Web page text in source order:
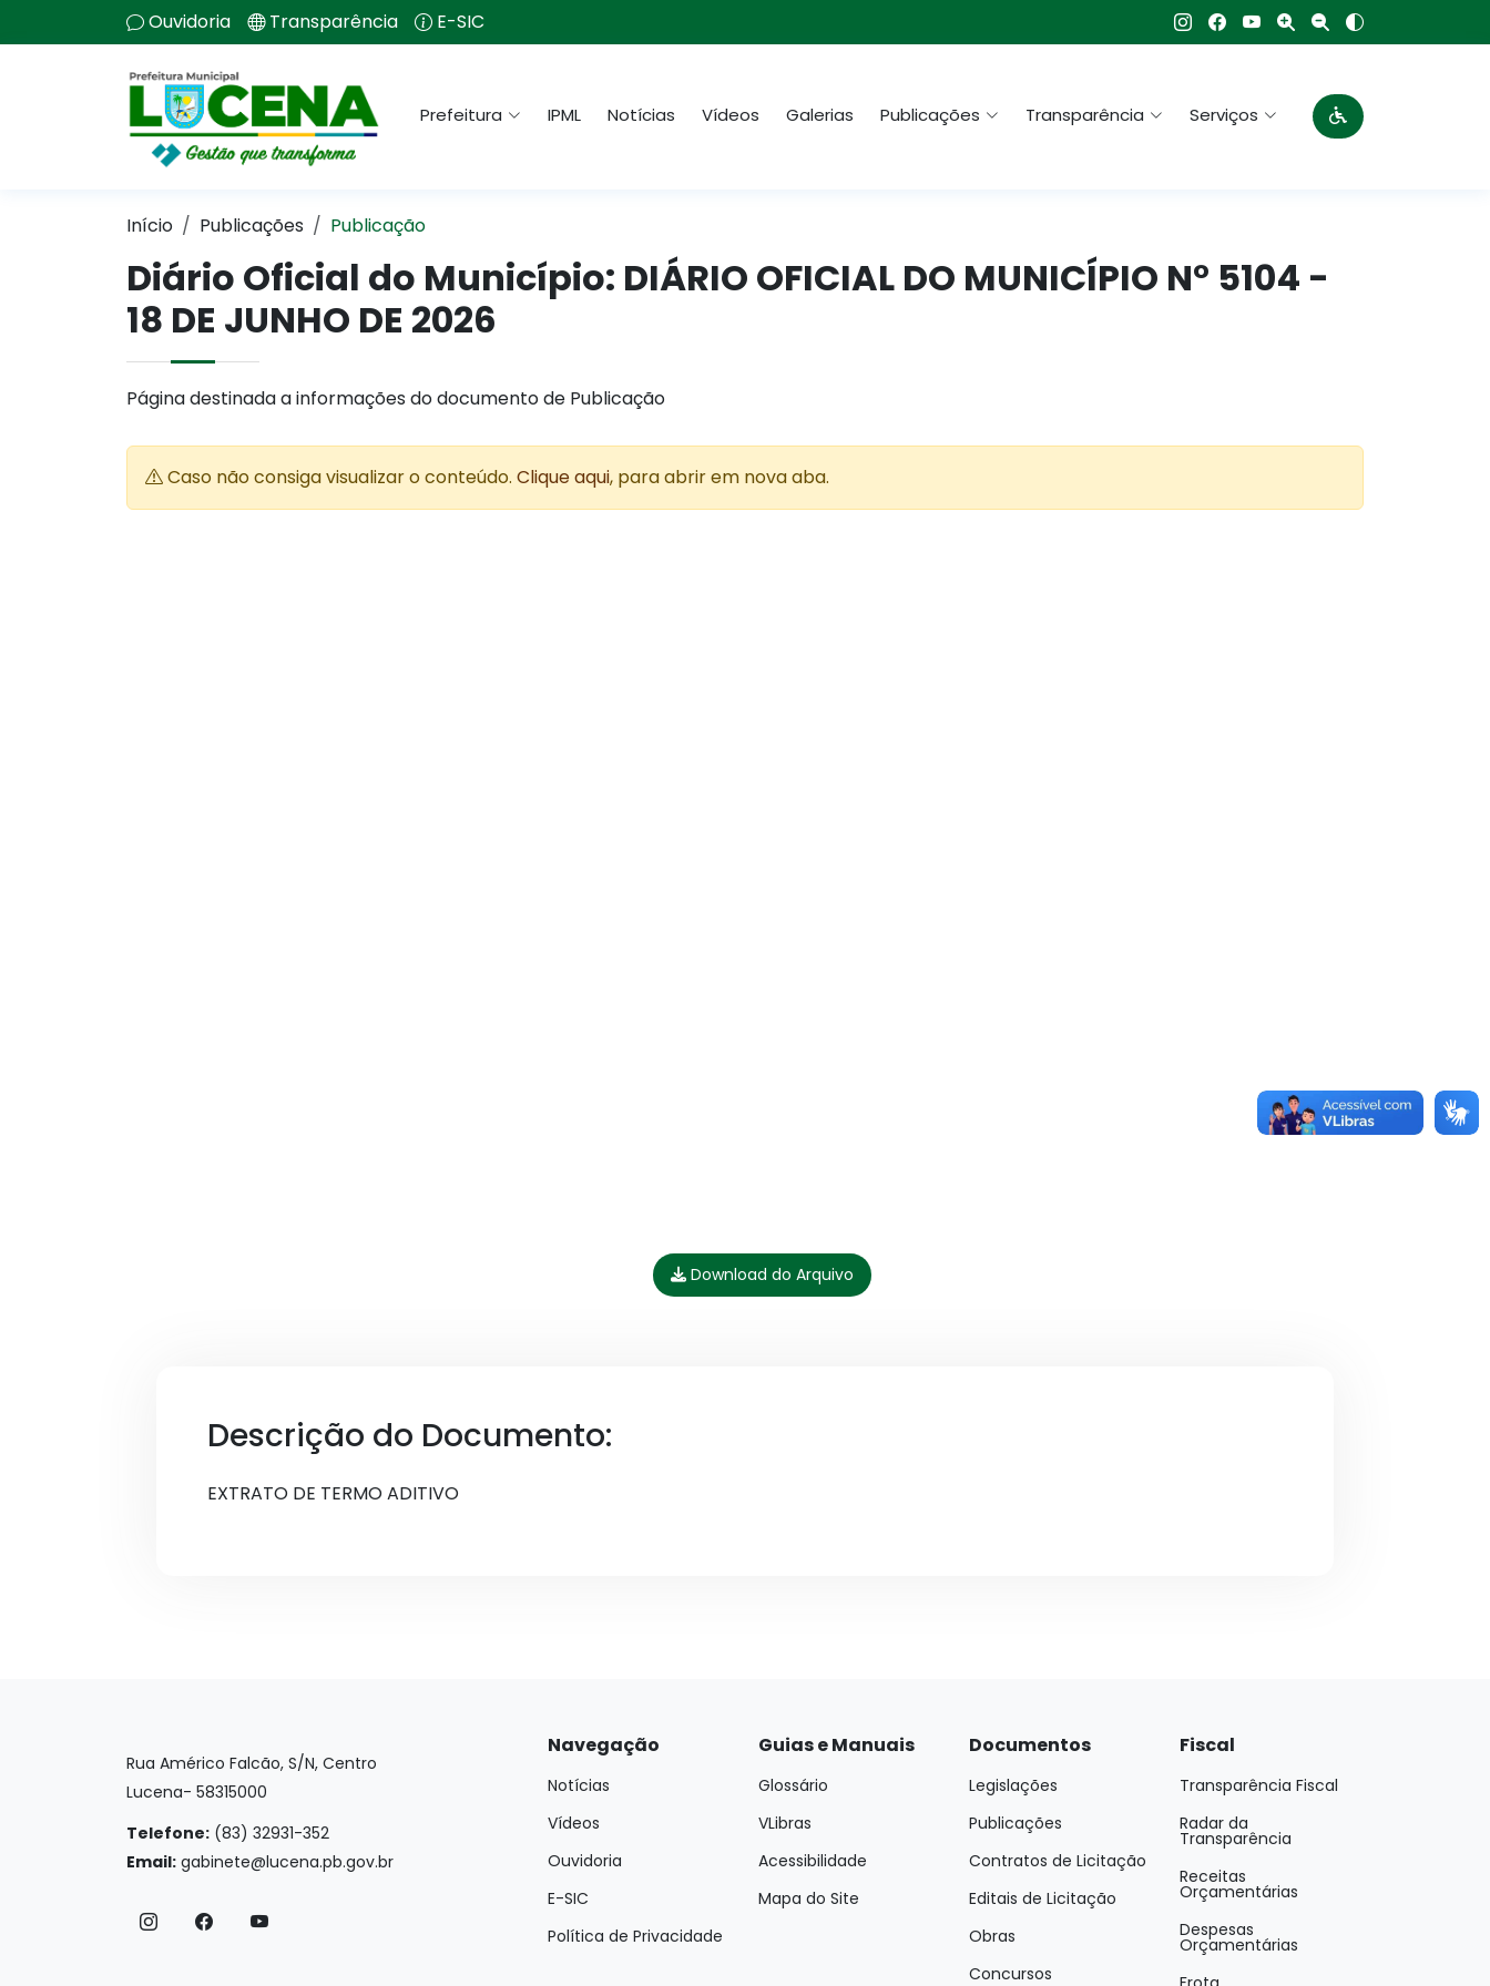
Ouvidoria Transparência E-SIC
Prefeitura IPML Notícias Vídeos Galerias Publicações Transparência Serviços
Início Publicações Publicação
Diário Oficial do Município: DIÁRIO OFICIAL DO MUNICÍPIO N° 5104 -
18 DE JUNHO DE 2026
Página destinada a informações do documento de Publicação
Caso não consiga visualizar o conteúdo. Clique aqui, para abrir em nova aba.
Download do Arquivo
Descrição do Documento:
EXTRATO DE TERMO ADITIVO
Rua Américo Falcão, S/N, Centro
Lucena- 58315000
Telefone: (83) 32931-352
Email: gabinete@lucena.pb.gov.br
Navegação
Notícias
Vídeos
Ouvidoria
E-SIC
Política de Privacidade
Guias e Manuais
Glossário
VLibras
Acessibilidade
Mapa do Site
Documentos
Legislações
Publicações
Contratos de Licitação
Editais de Licitação
Obras
Concursos
Fiscal
Transparência Fiscal
Radar da
Transparência
Receitas
Orçamentárias
Despesas
Orçamentárias